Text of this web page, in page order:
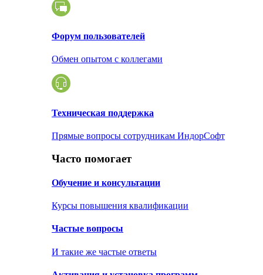
Форум пользователей
Обмен опытом с коллегами
Техническая поддержка
Прямые вопросы сотрудникам ИндорСофт
Часто помогает
Обучение и консультации
Курсы повышения квалификации
Частые вопросы
И такие же частые ответы